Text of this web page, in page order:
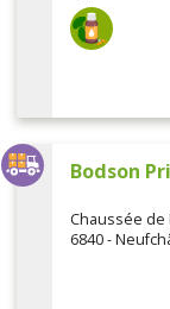
Bodson
Chaussée de
6840 -